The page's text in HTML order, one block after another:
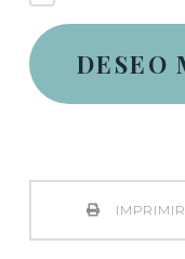
IMPRIMIR